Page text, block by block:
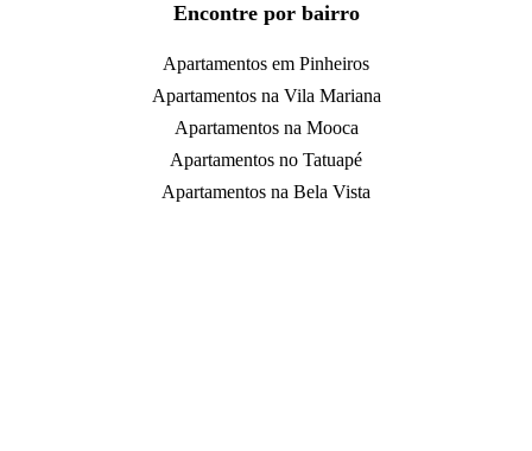
Encontre por bairro
Apartamentos em Pinheiros
Apartamentos na Vila Mariana
Apartamentos na Mooca
Apartamentos no Tatuapé
Apartamentos na Bela Vista